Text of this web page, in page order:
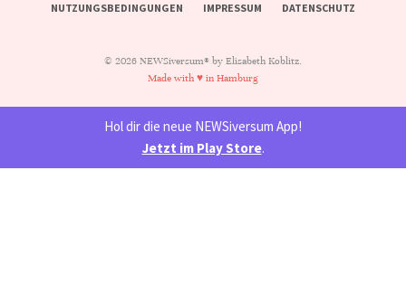
NUTZUNGSBEDINGUNGEN IMPRESSUM DATENSCHUTZ
© 2026 NEWSiversum® by Elisabeth Koblitz.
Made with ♥ in Hamburg
Hol dir die neue NEWSiversum App!
Jetzt im Play Store.